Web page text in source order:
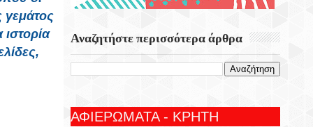
γεμάτος
Αναζητήστε περισσότερα άρθρα
ΑΦΙΕΡΩΜΑΤΑ - ΚΡΗΤΗ